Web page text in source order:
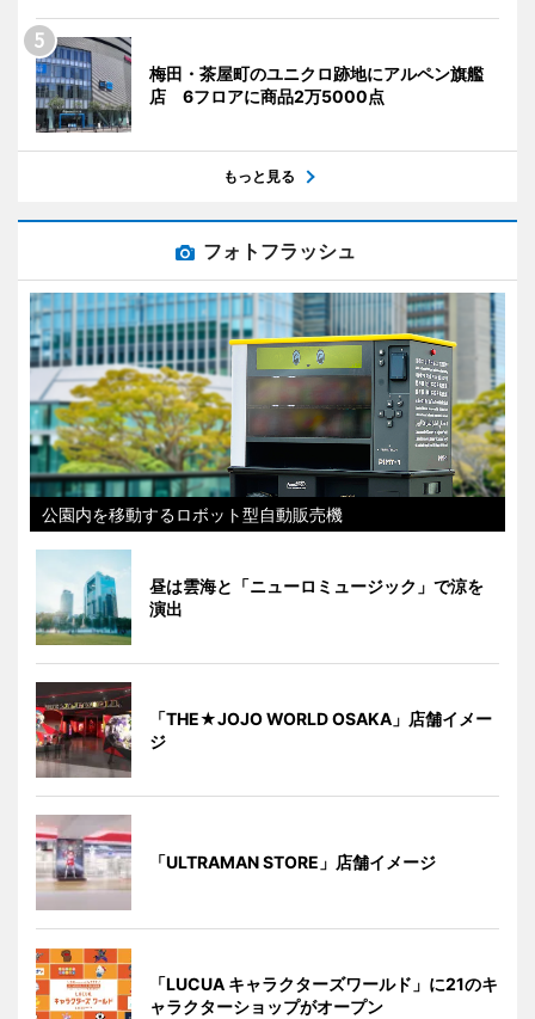
梅田・茶屋町のユニクロ跡地にアルペン旗艦
店 6フロアに商品2万5000点
もっと見る
フォトフラッシュ
公園内を移動するロボット型自動販売機
昼は雲海と「ニューロミュージック」で涼を
演出
「THE★JOJO WORLD OSAKA」店舗イメー
ジ
「ULTRAMAN STORE」店舗イメージ
「LUCUA キャラクターズワールド」に21のキ
ャラクターショップがオープン